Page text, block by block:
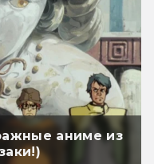
аниме из